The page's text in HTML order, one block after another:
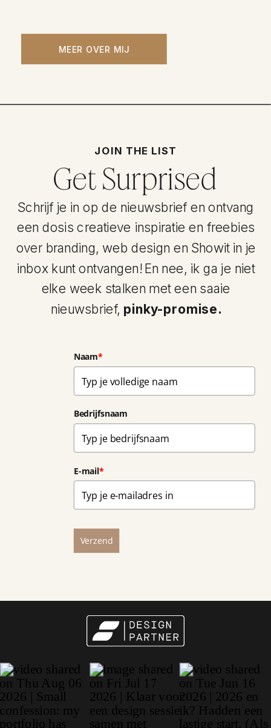
MEER OVER MIJ
Naam*
Bedrijfsnaam
E-mail*
Verzend
Schrijf je in op de nieuwsbrief en ontvang
een dosis creatieve inspiratie en freebies
over branding, web design en Showit in je
inbox kunt ontvangen! En nee, ik ga je niet
elke week stalken met een saaie
nieuwsbrief, pinky-promise.
Get Surprised
JOIN THE LIST